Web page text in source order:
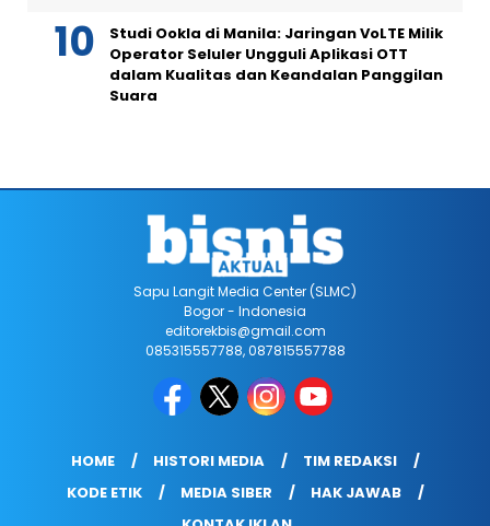
Studi Ookla di Manila: Jaringan VoLTE Milik
Operator Seluler Ungguli Aplikasi OTT
dalam Kualitas dan Keandalan Panggilan
Suara
Sapu Langit Media Center (SLMC)
Bogor - Indonesia
editorekbis@gmail.com
085315557788, 087815557788
HOME HISTORI MEDIA
TIM REDAKSI
KODE ETIK
MEDIA SIBER
HAK JAWAB